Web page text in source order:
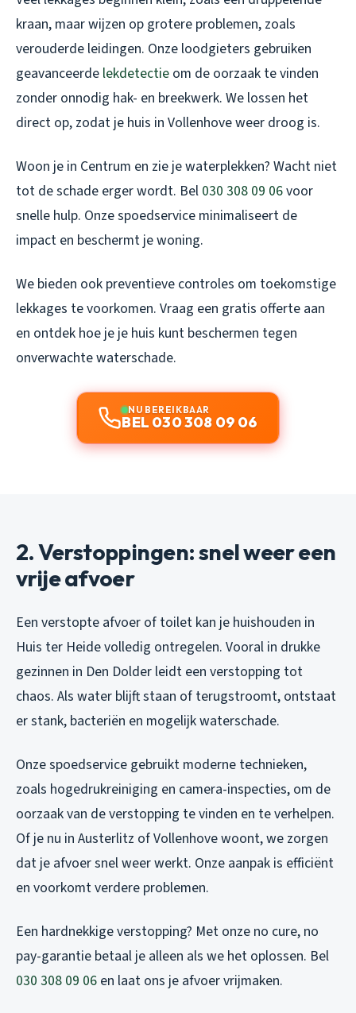
kraan, maar wijzen op grotere problemen, zoals
verouderde leidingen. Onze loodgieters gebruiken
geavanceerde lekdetectie om de oorzaak te vinden
zonder onnodig hak- en breekwerk. We lossen het
direct op, zodat je huis in Vollenhove weer droog is.
Woon je in Centrum en zie je waterplekken? Wacht niet
tot de schade erger wordt. Bel 030 308 09 06voor
snelle hulp. Onze spoedservice minimaliseert de
impact en beschermt je woning.
We bieden ook preventieve controles om toekomstige
lekkages te voorkomen. Vraag een gratis offerte aan
en ontdek hoe je je huis kunt beschermen tegen
onverwachte waterschade.
NU BEREIKBAAR
BEL 030 308 09 06
2. Verstoppingen: snel weer een
vrije afvoer
Een verstopte afvoer of toilet kan je huishouden in
Huis ter Heide volledig ontregelen. Vooral in drukke
gezinnen in Den Dolder leidt een verstopping tot
chaos. Als water blijft staan of terugstroomt, ontstaat
er stank, bacteriën en mogelijk waterschade.
Onze spoedservice gebruikt moderne technieken,
zoals hogedrukreiniging en camera-inspecties, om de
oorzaak van de verstopping te vinden en te verhelpen.
Of je nu in Austerlitz of Vollenhove woont, we zorgen
dat je afvoer snel weer werkt. Onze aanpak is efficiënt
en voorkomt verdere problemen.
Een hardnekkige verstopping? Met onze no cure, no
pay-garantie betaal je alleen als we het oplossen. Bel
030 308 09 06 en laat ons je afvoer vrijmaken.